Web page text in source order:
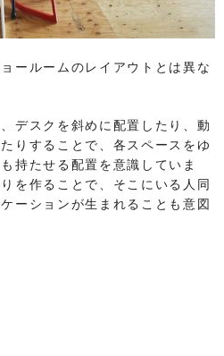
ールームのレイアウトとは異な
デスクを斜めに配置したり、動
りすることで、各スペースをゆ
持たせる配置を意識していま
を作ることで、そこにいる人同
ーションが生まれることも意図